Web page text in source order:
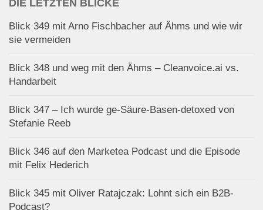
DIE LETZTEN BLICKE
Blick 349 mit Arno Fischbacher auf Ähms und wie wir
sie vermeiden
Blick 348 und weg mit den Ähms – Cleanvoice.ai vs.
Handarbeit
Blick 347 – Ich wurde ge-Säure-Basen-detoxed von
Stefanie Reeb
Blick 346 auf den Marketea Podcast und die Episode
mit Felix Hederich
Blick 345 mit Oliver Ratajczak: Lohnt sich ein B2B-
Podcast?